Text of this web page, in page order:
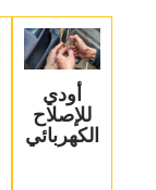
‏أودي
للإصلاح
الكهربائي‏